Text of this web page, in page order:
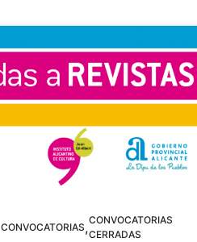
CONVOCATORIAS,CONVOCATORIAS
CERRADAS